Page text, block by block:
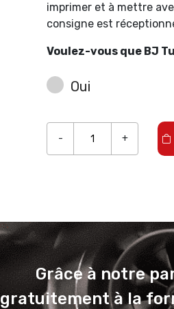
imprimer et à mettre
consigne est
Voulez-vous que BJ
Oui
- +
Grâce à notre
gratuitement à la